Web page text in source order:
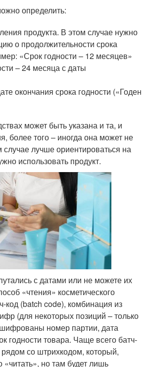
определить:
продукта. В этом случае нужно
о продолжительности срока
«Срок годности – 12 месяцев»
– 24 месяца с даты
окончания срока годности («Годен
может быть указана и та, и
более того – иногда она может не
случае лучше ориентироваться на
использовать продукт.
с датами или не можете их
«чтения» косметического
код (batch code), комбинация из
(для некоторых позиций – только
номер партии, дата
годности товара. Чаще всего батч-
рядом со штрихкодом, который,
«читать», но там будет лишь